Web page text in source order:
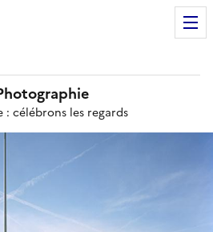
célébrons les regards